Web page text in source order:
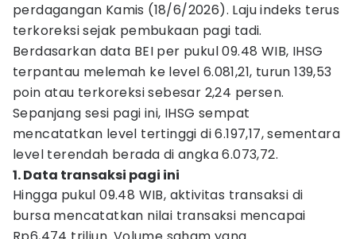
perdagangan Kamis (18/6/2026). Laju indeks terus
terkoreksi sejak pembukaan pagi tadi.
​Berdasarkan data BEI per pukul 09.48 WIB, IHSG
terpantau melemah ke level 6.081,21, turun 139,53
poin atau terkoreksi sebesar 2,24 persen.
Sepanjang sesi pagi ini, IHSG sempat
mencatatkan level tertinggi di 6.197,17, sementara
level terendah berada di angka 6.073,72.
1. Data transaksi pagi ini
​Hingga pukul 09.48 WIB, aktivitas transaksi di
bursa mencatatkan nilai transaksi mencapai